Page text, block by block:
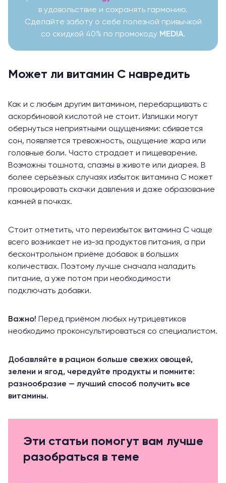
в удовольствие и сохранять гармонию.
Сделайте заботу о себе полезной привычкой
со скидкой 40% по промокоду MEDIA.
Может ли витамин С навредить
Как и с любым другим витамином, перебарщивать с
аскорбиновой кислотой не стоит. Излишки могут
обернуться неприятными ощущениями: сбивается
сон, появляется тревожность, ощущение жара или
головные боли. Часто страдает и пищеварение.
Возможны тошнота, спазмы в животе или диарея. В
более серьёзных случаях избыток витамина С может
провоцировать скачки давления и даже образование
камней в почках.
Стоит отметить, что переизбыток витамина С чаще
всего возникает не из-за продуктов питания, а при
бесконтрольном приёме добавок в больших
количествах. Поэтому лучше сначала наладить
питание, а уже потом при необходимости
подключать добавки.
Важно! Перед приёмом любых нутрицевтиков
необходимо проконсультироваться со специалистом.
Добавляйте в рацион больше свежих овощей,
зелени и ягод, чередуйте продукты и помните:
разнообразие — лучший способ получить все
витамины.
Эти статьи помогут вам лучше
разобраться в теме